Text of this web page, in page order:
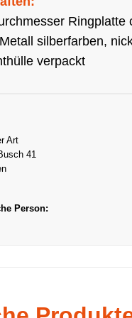
Ringplatte
Metall silberfarben,
verpackt
Art
41
Person: